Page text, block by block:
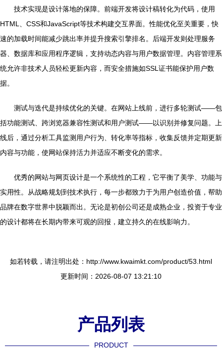
技术实现是设计落地的保障。前端开发将设计稿转化为代码，使用
HTML、CSS和JavaScript等技术构建交互界面。性能优化至关重要，快
速的加载时间能减少跳出率并提升搜索引擎排名。后端开发则处理服务
器、数据库和应用程序逻辑，支持动态内容与用户数据管理。内容管理系
统允许非技术人员轻松更新内容，而安全措施如SSL证书能保护用户数
据。
测试与迭代是持续优化的关键。在网站上线前，进行多轮测试——包
括功能测试、跨浏览器兼容性测试和用户测试——以识别并修复问题。上
线后，通过分析工具监测用户行为、转化率等指标，收集反馈并定期更新
内容与功能，使网站保持活力并适应不断变化的需求。
优秀的网站与网页设计是一个系统性的工程，它平衡了美学、功能与
实用性。从战略规划到技术执行，每一步都致力于为用户创造价值，帮助
品牌在数字世界中脱颖而出。无论是初创公司还是成熟企业，投资于专业
的设计都将在长期内带来可观的回报，建立持久的在线影响力。
如若转载，请注明出处：http://www.kwaimkt.com/product/53.html
更新时间：2026-08-07 13:21:10
产品列表
PRODUCT